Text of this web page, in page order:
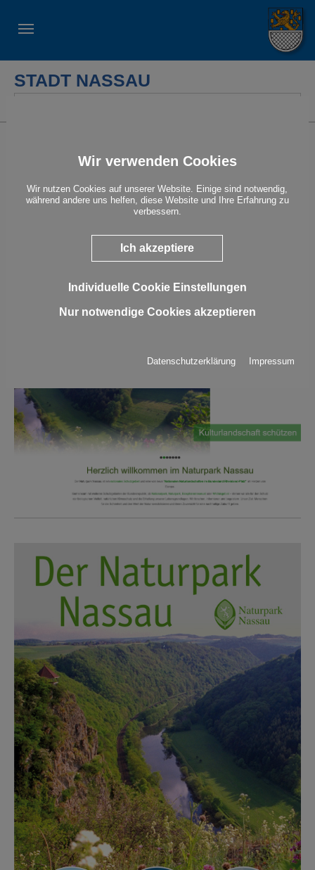
Wir verwenden Cookies
Wir nutzen Cookies auf unserer Website. Einige sind notwendig,
während andere uns helfen, diese Website und Ihre Erfahrung zu
verbessern.
Ich akzeptiere
Individuelle Cookie Einstellungen
Nur notwendige Cookies akzeptieren
Datenschutzerklärung Impressum
STADT NASSAU
Suche
Die Stadt Nassau befindet sich inmitten des Naturparks
im rheinischen Schiefergebirge zwischen den Städten
Montabaur, Diez, Nastätten und Lahnstein. Das Lahntal, in Ost-
West-Richtung verlaufend, bildet darin die Hauptachse. Es gibt
und Radwege. Lehrpfade, Aussichtspunkte und andere
touristische Einrichtungen ergänzen das Programm.
Zweckverband Naturpark Nassaubietet regelmäßig
die Tier- und Pflanzenwelt vor.